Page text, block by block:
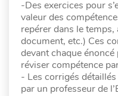
-Des exercices pour
valeur des
repérer dans le
document, etc.) Ces
devant chaque
réviser compétence
- Les corrigés
par un professeur de